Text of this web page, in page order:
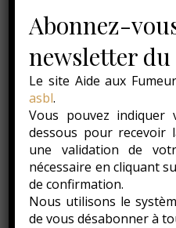
ACTUALITÉS
Sondage –
déjà
20
Aviez-vous déjà entendu
la BPCO ?
Abonnez-
newsletter du
Le site Aide aux
asbl.
Vous pouvez indiquer
dessous pour recevoir
une validation de
nécessaire en cliquant
de confirmation.
Nous utilisons le
de vous désabonner à